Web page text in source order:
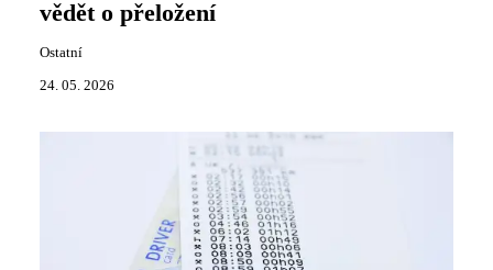
vědět o přeložení
Ostatní
24. 05. 2026